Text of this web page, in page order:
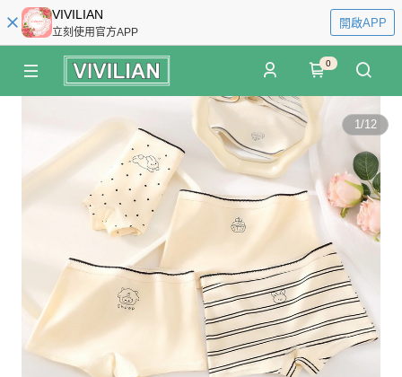
VIVILIAN
立刻使用官方APP
開啟APP
0
1/12